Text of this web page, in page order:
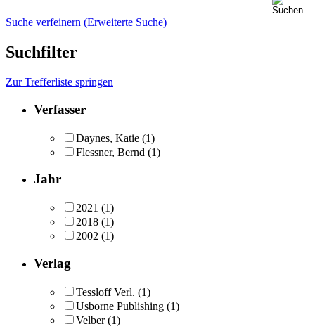
Suche verfeinern (Erweiterte Suche)
Suchfilter
Zur Trefferliste springen
Verfasser
Daynes, Katie (1)
Flessner, Bernd (1)
Jahr
2021 (1)
2018 (1)
2002 (1)
Verlag
Tessloff Verl. (1)
Usborne Publishing (1)
Velber (1)